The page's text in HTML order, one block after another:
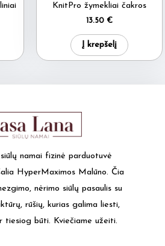
KnitPro žymekliai čakros
13.50 €
Į krepšelį
namai fizinė parduotuvė
HyperMaximos Malūno. Čia
nėrimo siūlų pasaulis su
rūšių, kurias galima liesti,
tiesiog būti. Kviečiame užeiti.